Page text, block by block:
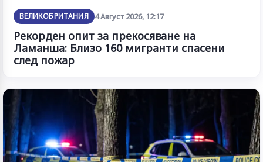
ВЕЛИКОБРИТАНИЯ 4 Август 2026, 12:17
Рекорден опит за прекосяване на
Ламанша: Близо 160 мигранти спасени
след пожар